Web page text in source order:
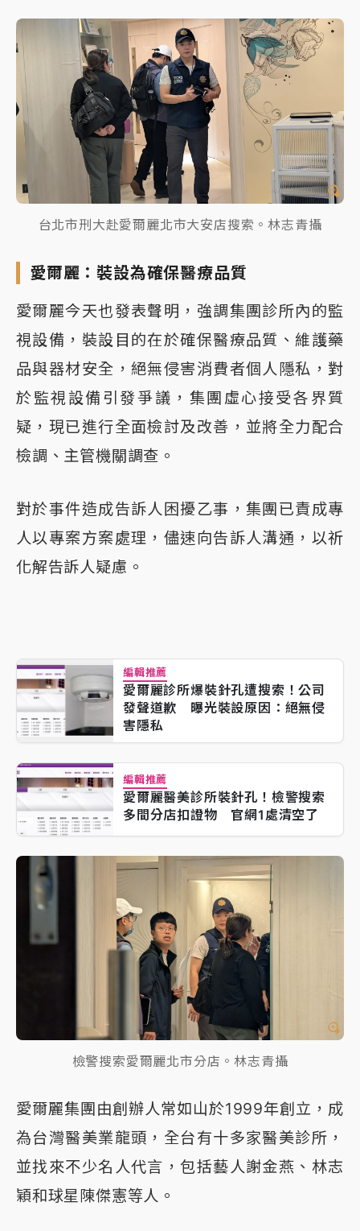
台北市刑大赴愛爾麗北市大安店搜索。林志青攝
愛爾麗：裝設為確保醫療品質
愛爾麗今天也發表聲明，強調集團診所內的監
視設備，裝設目的在於確保醫療品質、維護藥
品與器材安全，絕無侵害消費者個人隱私，對
於監視設備引發爭議，集團虛心接受各界質
疑，現已進行全面檢討及改善，並將全力配合
檢調、主管機關調查。
對於事件造成告訴人困擾乙事，集團已責成專
人以專案方案處理，儘速向告訴人溝通，以祈
化解告訴人疑慮。
編輯推薦
愛爾麗診所爆裝針孔遭搜索！公司
發聲道歉 曝光裝設原因：絕無侵
害隱私
編輯推薦
愛爾麗醫美診所裝針孔！檢警搜索
多間分店扣證物 官網1處清空了
檢警搜索愛爾麗北市分店。林志青攝
愛爾麗集團由創辦人常如山於1999年創立，成
為台灣醫美業龍頭，全台有十多家醫美診所，
並找來不少名人代言，包括藝人謝金燕、林志
穎和球星陳傑憲等人。